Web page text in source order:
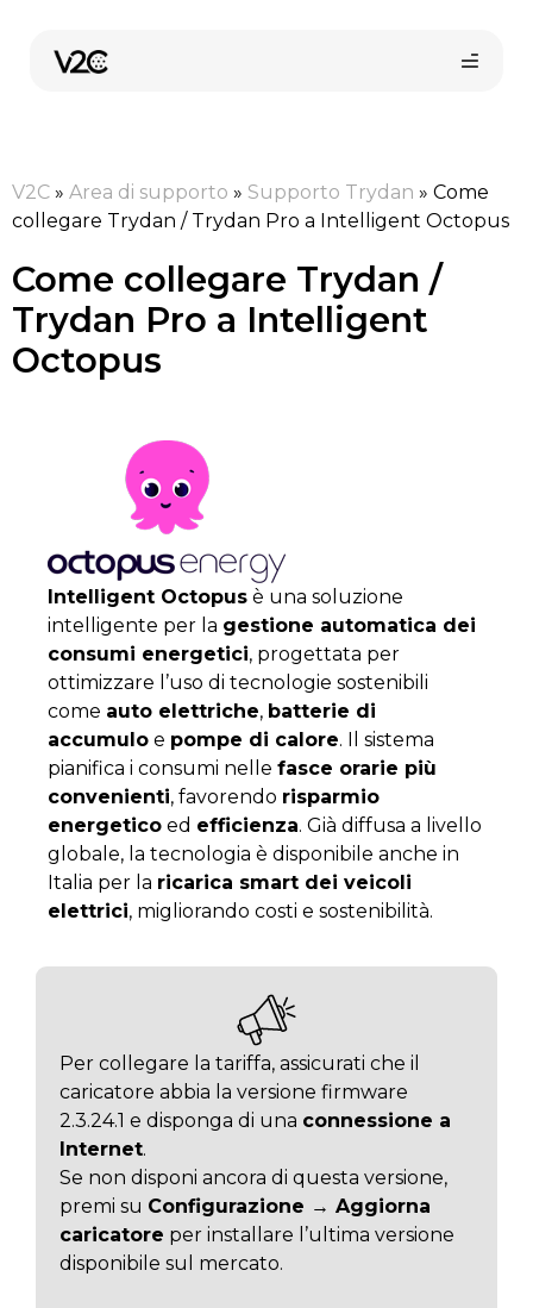
contenuto
Shop online
V2C » Area di supporto » Supporto Trydan » Come
collegare Trydan / Trydan Pro a Intelligent Octopus
Come collegare Trydan /
Trydan Pro a Intelligent
Octopus
Intelligent Octopus è una soluzione
intelligente per la gestione automatica dei
consumi energetici, progettata per
ottimizzare l’uso di tecnologie sostenibili
come auto elettriche, batterie di
accumulo e pompe di calore. Il sistema
pianifica i consumi nelle fasce orarie più
convenienti, favorendo risparmio
energetico ed efficienza. Già diffusa a livello
globale, la tecnologia è disponibile anche in
Italia per la ricarica smart dei veicoli
elettrici, migliorando costi e sostenibilità.
Per collegare la tariffa, assicurati che il
caricatore abbia la versione firmware
2.3.24.1 e disponga di una connessione a
Internet.
Se non disponi ancora di questa versione,
premi su Configurazione → Aggiorna
caricatore per installare l’ultima versione
disponibile sul mercato.